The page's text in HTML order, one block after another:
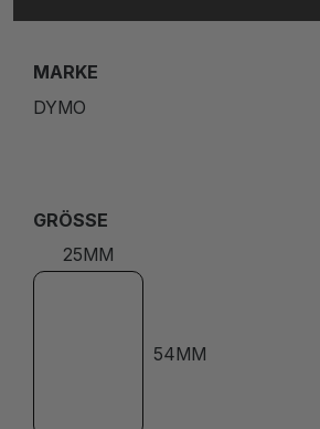
MARKE
DYMO
GRÖSSE
25MM
54MM